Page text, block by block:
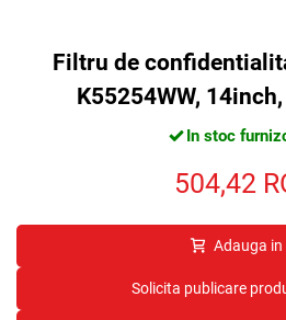
Filtru de
K55254WW,
In stoc
504,42
Adauga in
Solicita publicare